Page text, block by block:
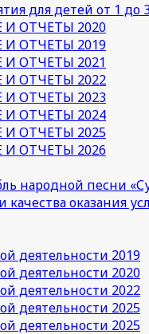
для детей от 1 до
ОТЧЕТЫ 2020
ОТЧЕТЫ 2019
ОТЧЕТЫ 2021
ОТЧЕТЫ 2022
ОТЧЕТЫ 2023
ОТЧЕТЫ 2024
ОТЧЕТЫ 2025
ОТЧЕТЫ 2026
народной песни
оказания
деятельности 2019
деятельности 2020
деятельности 2022
деятельности 2025
деятельности 2025